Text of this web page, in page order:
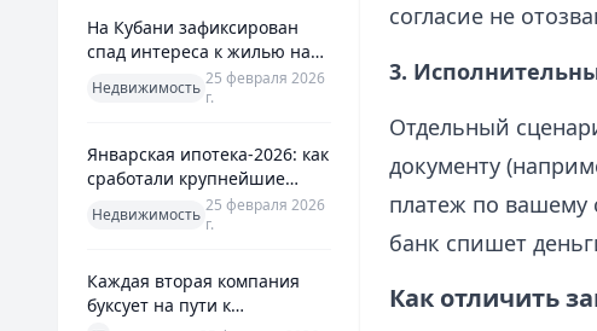
На Кубани зафиксирован
спад интереса к жилью на
Недвижимость 25 февраля 2026
г.
Январская ипотека-2026: как
сработали крупнейшие
банки и что это значит для
заемщиков
Недвижимость 25 февраля 2026
г.
Каждая вторая компания
буксует на пути к
согласие не
3.
Отдельный
документу
платеж по вашему
банк спишет
Как отличить